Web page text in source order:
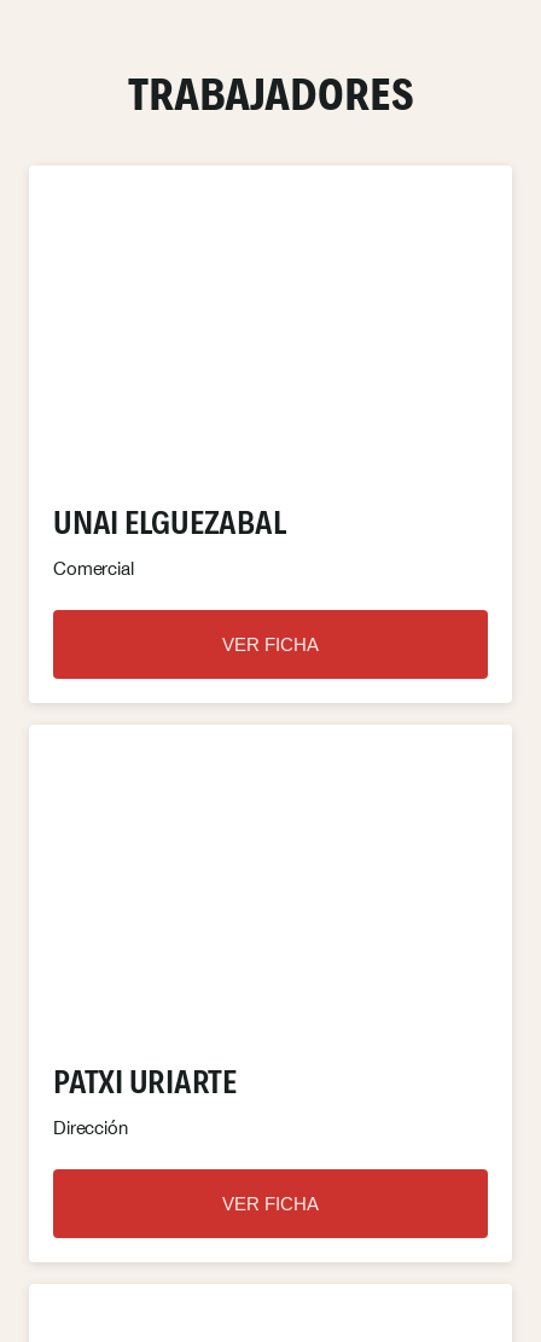
TRABAJADORES
UNAI ELGUEZABAL
Comercial
VER FICHA
PATXI URIARTE
Dirección
VER FICHA